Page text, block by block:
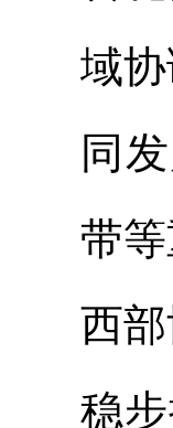
域协
同
带
西
稳